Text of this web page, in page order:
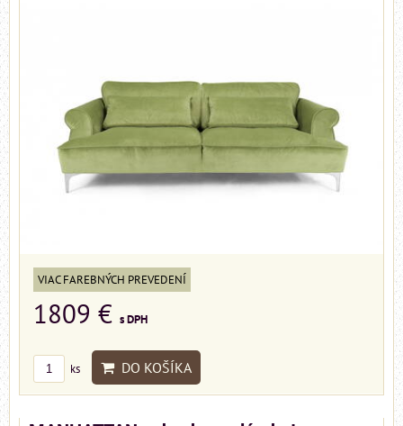
VIAC FAREBNÝCH PREVEDENÍ
1809 € s DPH
ks DO KOŠÍKA